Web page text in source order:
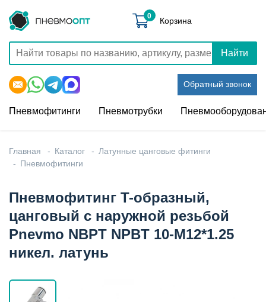
Найти
Обратный звонок
0 Корзина
Пневмофитинги Пневмотрубки
Главная Каталог
Латунные цанговые фитинги
Пневмофитинги
Пневмофитинг T-образный,
цанговый с наружной резьбой
Pnevmo NBPT NPBT 10-M12*1.25
никел. латунь